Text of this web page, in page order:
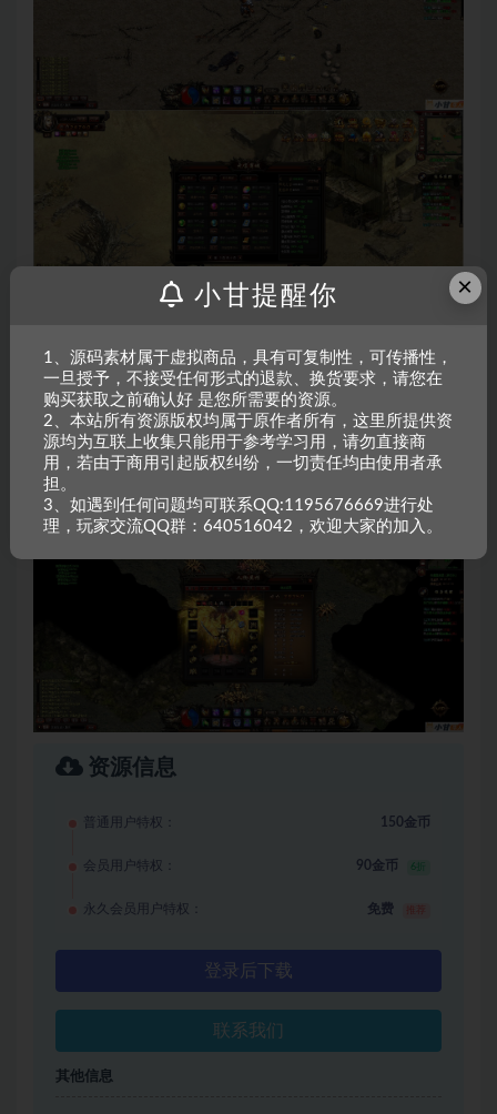
资源信息
普通用户特权： 150金币
会员用户特权： 90金币 6折
永久会员用户特权： 免费
登录后下载
联系我们
其他信息
×
小甘提醒你
1、源码素材属于虚拟商品，具有可复制性，可传播性，
一旦授予，不接受任何形式的退款、换货要求，请您在
购买获取之前确认好 是您所需要的资源。
2、本站所有资源版权均属于原作者所有，这里所提供资
源均为互联上收集只能用于参考学习用，请勿直接商
用，若由于商用引起版权纠纷，一切责任均由使用者承
担。
3、如遇到任何问题均可联系QQ:1195676669进行处
理，玩家交流QQ群：640516042，欢迎大家的加入。